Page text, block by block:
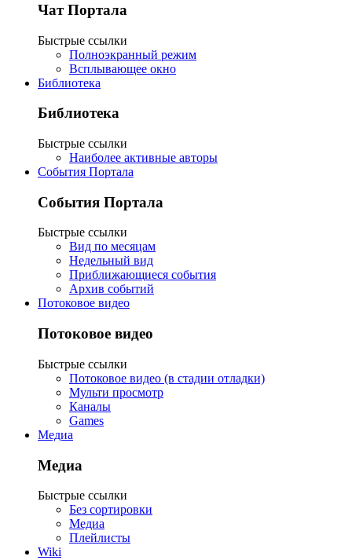
Чат Портала
Быстрые ссылки
Полноэкранный режим
Всплывающее окно
Библиотека
Библиотека
Быстрые ссылки
Наиболее активные авторы
События Портала
События Портала
Быстрые ссылки
Вид по месяцам
Недельный вид
Приближающиеся события
Архив событий
Потоковое видео
Потоковое видео
Быстрые ссылки
Потоковое видео (в стадии отладки)
Мульти просмотр
Каналы
Games
Медиа
Медиа
Быстрые ссылки
Без сортировки
Медиа
Плейлисты
Wiki